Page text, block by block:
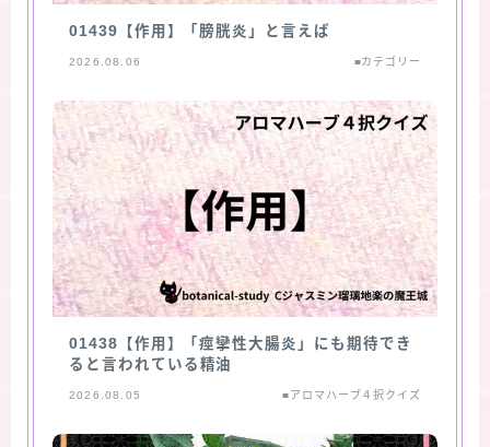
01439【作用】「膀胱炎」と言えば
2026.08.06 ■カテゴリー
01438【作用】「痙攣性大腸炎」にも期待でき
ると言われている精油
2026.08.05 ■アロマハーブ４択クイズ